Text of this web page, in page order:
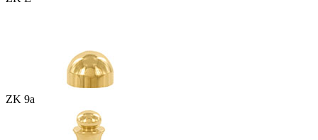
ZK 9a